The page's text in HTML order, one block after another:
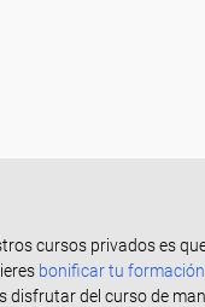
cursos privados es
bonificar tu formación
disfrutar del curso de